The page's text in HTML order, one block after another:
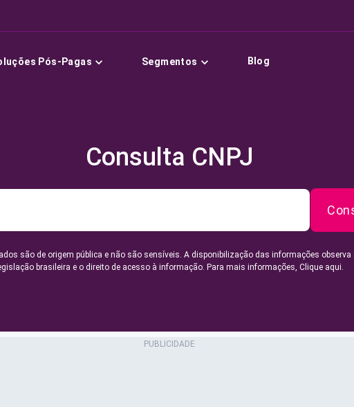
Pós-Pagas Segmentos Blog
Consulta CNPJ
são de origem pública e não são sensíveis. A disponibilização das informações observa
brasileira e o direito de acesso à informação. Para mais informações, Clique aqui.